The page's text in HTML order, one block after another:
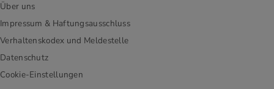
Über uns
Impressum & Haftungsausschluss
Verhaltenskodex und Meldestelle
Datenschutz
Cookie-Einstellungen